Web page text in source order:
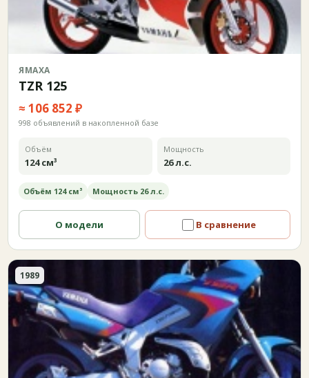
ЯМАХА
TZR 125
≈ 106 852 ₽
998 объявлений в накопленной базе
Объём
124 см³
Мощность
26 л.с.
Объём 124 см³ Мощность 26 л.с.
О модели В сравнение
1989